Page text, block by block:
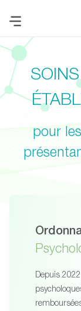
pour
Depuis